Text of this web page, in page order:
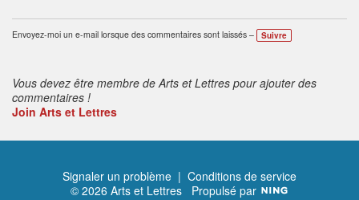
Envoyez-moi un e-mail lorsque des commentaires sont laissés – Suivre
Vous devez être membre de Arts et Lettres pour ajouter des
commentaires !
Join Arts et Lettres
Signaler un problème | Conditions de service
© 2026 Arts et Lettres Propulsé par